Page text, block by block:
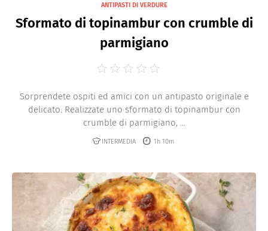
ANTIPASTI DI VERDURE
Sformato di topinambur con crumble di
parmigiano
Sorprendete ospiti ed amici con un antipasto originale e
delicato. Realizzate uno sformato di topinambur con
crumble di parmigiano, ...
INTERMEDIA 1h 10m